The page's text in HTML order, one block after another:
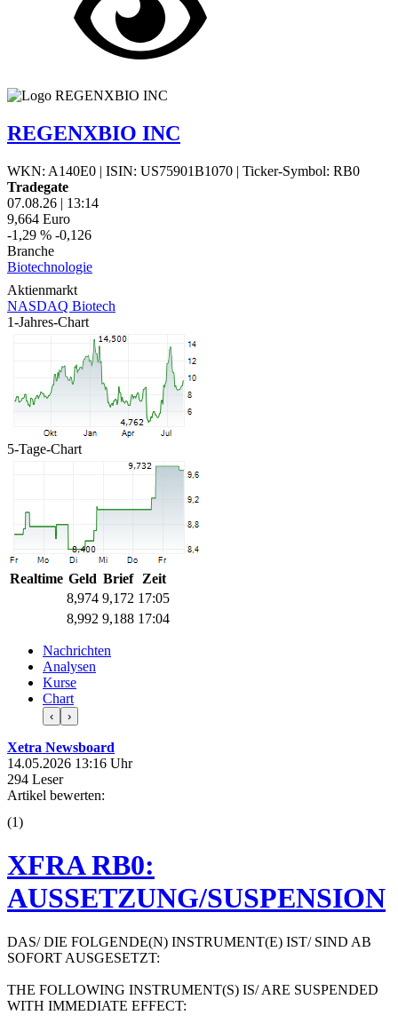
REGENXBIO INC
WKN: A140E0 | ISIN: US75901B1070 | Ticker-Symbol: RB0
Tradegate
07.08.26 | 13:14
9,664 Euro
-1,29 % -0,126
Branche
Biotechnologie
Aktienmarkt
NASDAQ Biotech
1-Jahres-Chart
5-Tage-Chart
Realtime Geld Brief
Zeit
8,974 9,172 17:05
8,992 9,188 17:04
Nachrichten
Analysen
Kurse
Chart
‹ ›
Xetra Newsboard
14.05.2026 13:16 Uhr
294 Leser
Artikel bewerten:
(1)
XFRA RB0:
AUSSETZUNG/SUSPENSION
DAS/ DIE FOLGENDE(N) INSTRUMENT(E) IST/ SIND AB
SOFORT AUSGESETZT:
THE FOLLOWING INSTRUMENT(S) IS/ ARE SUSPENDED
WITH IMMEDIATE EFFECT: